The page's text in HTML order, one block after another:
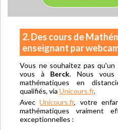
2. Des cours de
enseignant par
Vous ne souhaitez pas
vous à Berck. Nous vous
mathématiques en
qualifiés, via Unicours.fr.
AvecUnicours.fr, votre
mathématiques vraiment
exceptionnelles :